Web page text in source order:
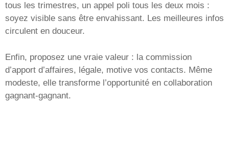
tous les trimestres, un appel poli tous les deux mois :
soyez visible sans être envahissant. Les meilleures infos
circulent en douceur.
Enfin, proposez une vraie valeur : la commission
d’apport d’affaires, légale, motive vos contacts. Même
modeste, elle transforme l’opportunité en collaboration
gagnant-gagnant.